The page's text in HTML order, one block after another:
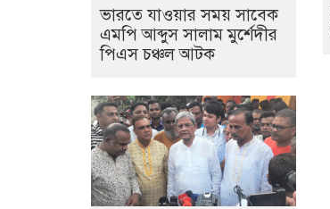
ভারতে যাওয়ার সময় সাবেক
এমপি আব্দুস সালাম মুর্শেদীর
পিএস চঞ্চল আটক